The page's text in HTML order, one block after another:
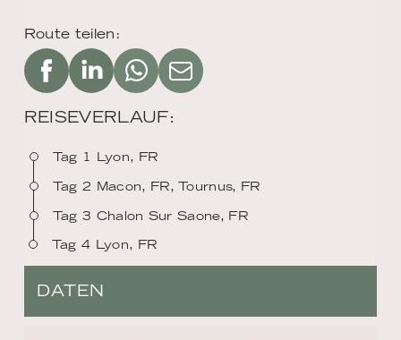
Route teilen:
REISEVERLAUF:
Tag 1 Lyon, FR
Tag 2 Macon, FR, Tournus, FR
Tag 3 Chalon Sur Saone, FR
Tag 4 Lyon, FR
DATEN